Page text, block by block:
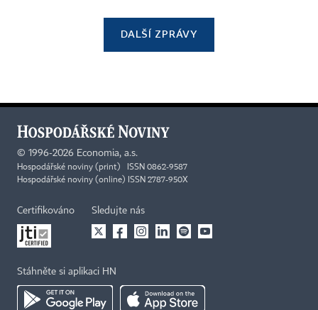
DALŠÍ ZPRÁVY
© 1996-2026 Economia, a.s.
Hospodářské noviny (print) ISSN 0862-9587
Hospodářské noviny (online) ISSN 2787-950X
Certifikováno Sledujte nás
Stáhněte si aplikaci HN